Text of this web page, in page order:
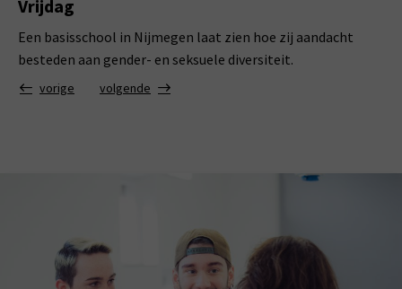
Vrijdag
Een basisschool in Nijmegen laat zien hoe zij aandacht
besteden aan gender- en seksuele diversiteit.
vorige volgende